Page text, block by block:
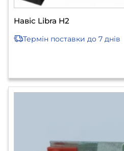
Навіс Libra H2
Термін поставки до 7 днів